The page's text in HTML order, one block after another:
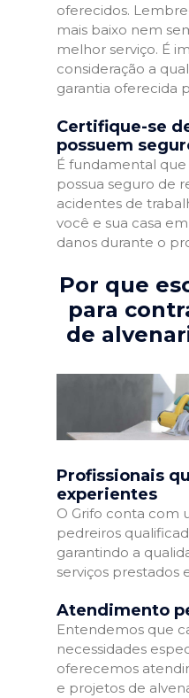
oferecidos.
mais baixo nem
melhor serviço. É
consideração a
garantia oferecida
Certifique-se
possuem
É fundamental
possua seguro de
acidentes de
você e sua casa
danos durante o
Por que
para
de
Profissionais
experientes
O Grifo conta com
pedreiros
garantindo a
serviços prestados
Atendimento
Entendemos que
necessidades
oferecemos
e projetos de